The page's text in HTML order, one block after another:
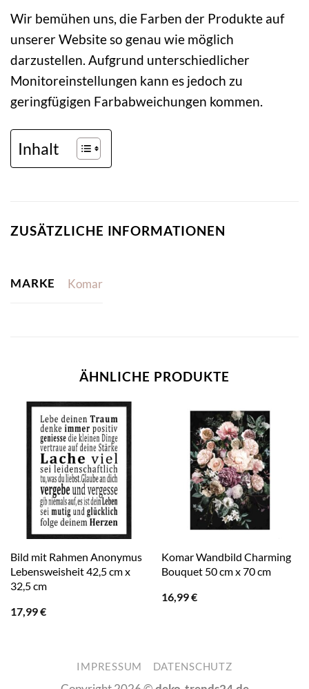
Wir bemühen uns, die Farben der Produkte auf
unserer Website so genau wie möglich
darzustellen. Aufgrund unterschiedlicher
Monitoreinstellungen kann es jedoch zu
geringfügigen Farbabweichungen kommen.
Inhalt
ZUSÄTZLICHE INFORMATIONEN
MARKE Komar
ÄHNLICHE PRODUKTE
Bild mit Rahmen Anonymus
Lebensweisheit 42,5 cm x
32,5 cm
17,99€
Komar Wandbild Charming
Bouquet 50 cm x 70 cm
16,99€
IMPRESSUM DATENSCHUTZ